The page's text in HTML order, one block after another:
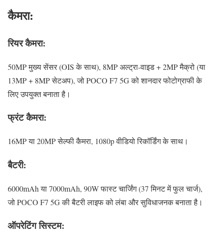
कैमरा:
रियर कैमरा:
50MP मुख्य सेंसर (OIS के साथ), 8MP अल्ट्रा-वाइड + 2MP मैक्रो (या
13MP + 8MP सेटअप), जो POCO F7 5G को शानदार फोटोग्राफी के
लिए उपयुक्त बनाता है।
फ्रंट कैमरा:
16MP या 20MP सेल्फी कैमरा, 1080p वीडियो रिकॉर्डिंग के साथ।
बैटरी:
6000mAh या 7000mAh, 90W फास्ट चार्जिंग (37 मिनट में फुल चार्ज),
जो POCO F7 5G की बैटरी लाइफ को लंबा और सुविधाजनक बनाता है।
ऑपरेटिंग सिस्टम: